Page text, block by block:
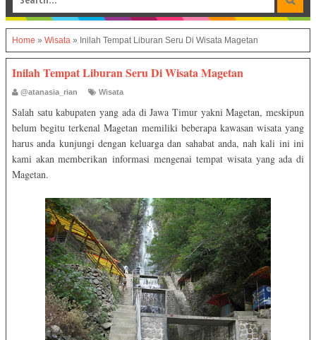
Home » Wisata » Inilah Tempat Liburan Seru Di Wisata Magetan
Inilah Tempat Liburan Seru Di Wisata Magetan
@atanasia_rian Wisata
Salah satu kabupaten yang ada di Jawa Timur yakni Magetan, meskipun
belum begitu terkenal Magetan memiliki beberapa kawasan wisata yang
harus anda kunjungi dengan keluarga dan sahabat anda, nah kali ini ini
kami akan memberikan informasi mengenai tempat wisata yang ada di
Magetan.